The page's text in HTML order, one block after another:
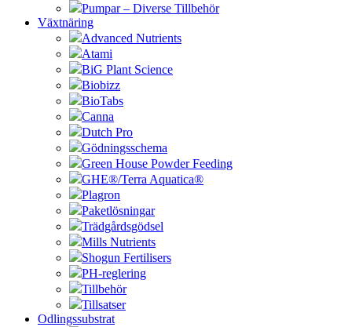
Pumpar – Diverse Tillbehör
Växtnäring
Advanced Nutrients
Atami
BiG Plant Science
Biobizz
BioTabs
Canna
Dutch Pro
Gödningsschema
Green House Powder Feeding
GHE®/Terra Aquatica®
Plagron
Paketlösningar
Trädgårdsgödsel
Mills Nutrients
Shogun Fertilisers
PH-reglering
Tillbehör
Tillsatser
Odlingssubstrat